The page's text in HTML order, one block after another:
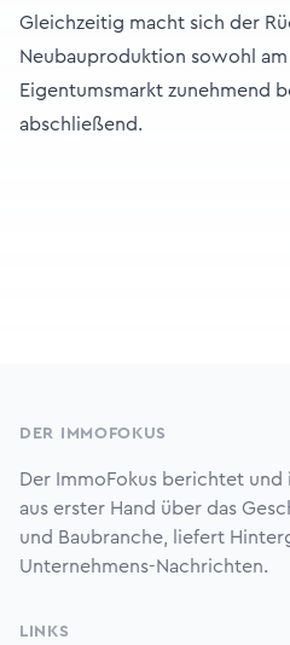
Gleichzeitig macht sich der
Neubauproduktion sowohl am
Eigentumsmarkt zunehmend
abschließend.
DER IMMOFOKUS
Der ImmoFokus berichtet
aus erster Hand über das
und Baubranche, liefert
Unternehmens-Nachrichten.
LINKS